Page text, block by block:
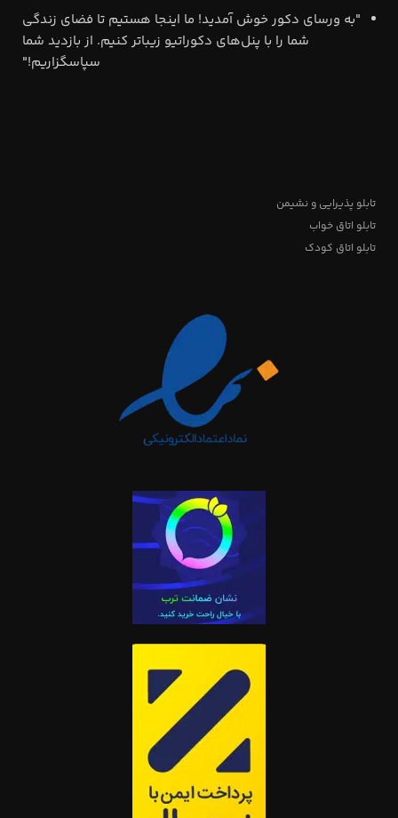
"به ورسای دکور خوش آمدید! ما اینجا هستیم تا فضای زندگی
شما را با پنل‌های دکوراتیو زیباتر کنیم. از بازدید شما
سپاسگزاریم!"
تابلو پذیرایی و نشیمن
تابلو اتاق خواب
تابلو اتاق کودک